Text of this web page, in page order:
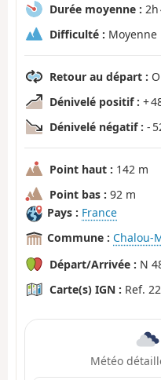
Durée moyenne : 2h
Difficulté : Moyenne
Retour au départ :
Dénivelé positif : +
Dénivelé négatif : -
Point haut : 142 m
Point bas : 92 m
Pays : France
Commune : Chalou-
Départ/Arrivée : N
Carte(s) IGN : Ref.
Météo